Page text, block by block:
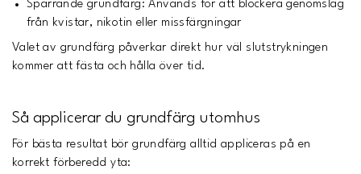
Spärrande grundfärg: Används för att blockera genomslag
från kvistar, nikotin eller missfärgningar
Valet av grundfärg påverkar direkt hur väl slutstrykningen
kommer att fästa och hålla över tid.
Så applicerar du grundfärg utomhus
För bästa resultat bör grundfärg alltid appliceras på en
korrekt förberedd yta: